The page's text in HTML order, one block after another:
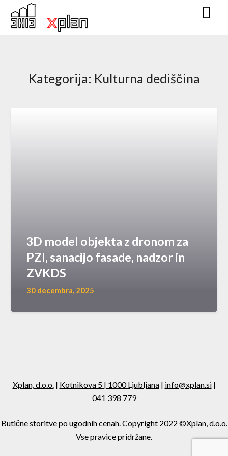
Kategorija: Kulturna dediščina
3D model objekta z dronom za
PZI, sanacijo fasade, nadzor in
ZVKDS
30 decembra, 2025
Xplan, d.o.o.| Kotnikova 5 | 1000 Ljubljana| info@xplan.si|
041 398 779
Butične storitve po ugodnih cenah. Copyright 2022 ©Xplan, d.o.o.
Vse pravice pridržane.